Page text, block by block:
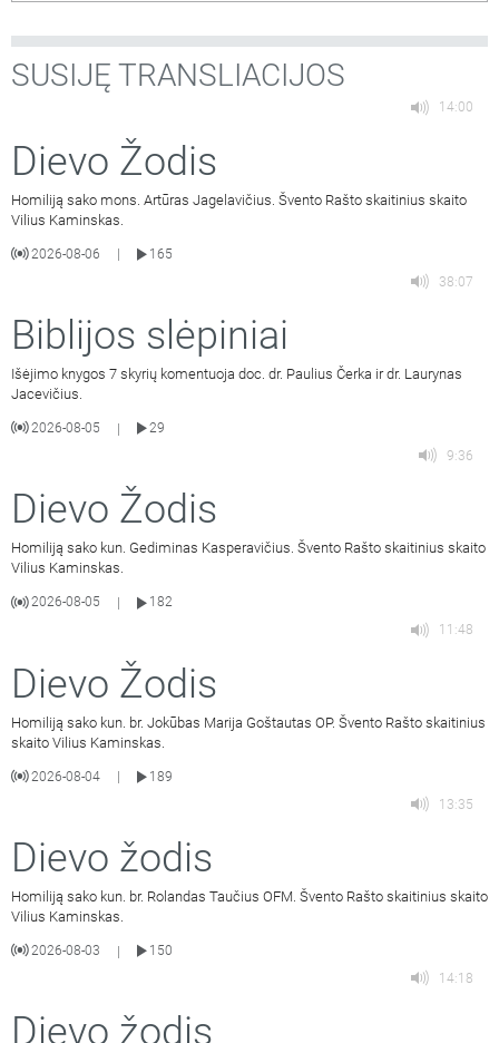
SUSIJĘ TRANSLIACIJOS
14:00
Dievo Žodis
Homiliją sako mons. Artūras Jagelavičius. Švento Rašto skaitinius skaito
Vilius Kaminskas.
2026-08-06
165
38:07
Biblijos slėpiniai
Išėjimo knygos 7 skyrių komentuoja doc. dr. Paulius Čerka ir dr. Laurynas
Jacevičius.
2026-08-05 |
29
9:36
Dievo Žodis
Homiliją sako kun. Gediminas Kasperavičius. Švento Rašto skaitinius skaito
Vilius Kaminskas.
2026-08-05
182
11:48
Dievo Žodis
Homiliją sako kun. br. Jokūbas Marija Goštautas OP. Švento Rašto skaitinius
skaito Vilius Kaminskas.
2026-08-04
189
13:35
Dievo žodis
Homiliją sako kun. br. Rolandas Taučius OFM. Švento Rašto skaitinius skaito
Vilius Kaminskas.
2026-08-03 |
150
14:18
Dievo žodis